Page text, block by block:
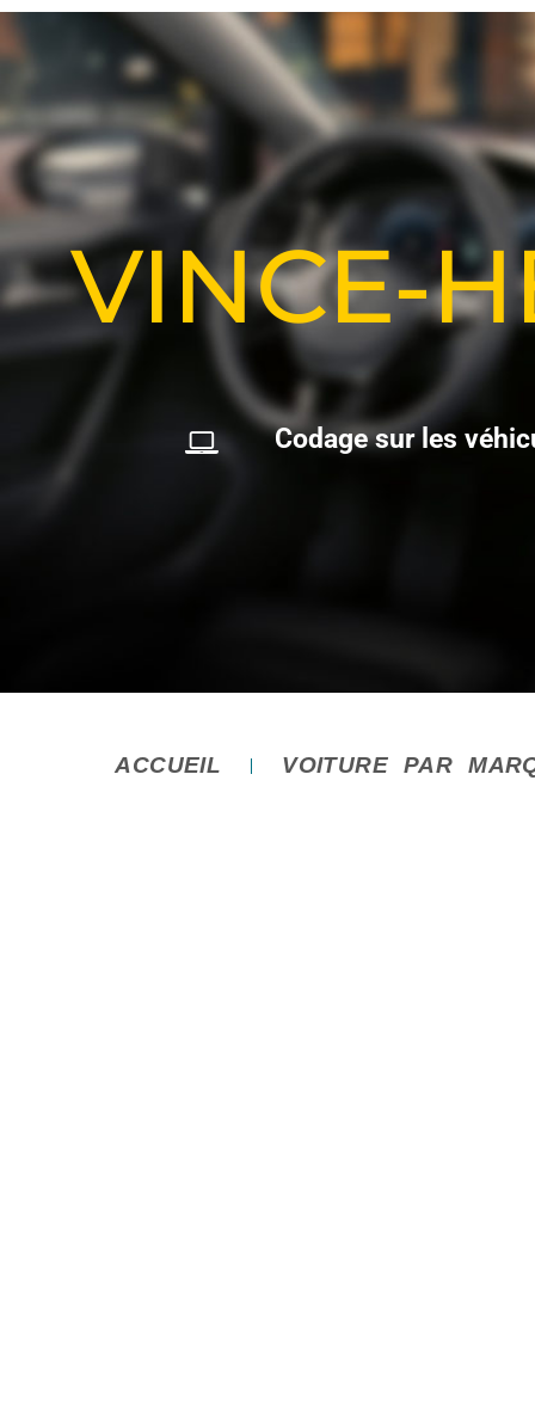
VINCE-
Codage sur les véhic
ACCUEIL VOITURE PAR